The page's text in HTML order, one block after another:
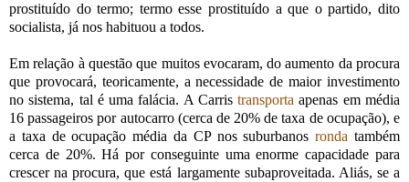
prostituído do termo; termo esse prostituído a que o partido, dito
socialista, já nos habituou a todos.
Em relação à questão que muitos evocaram, do aumento da procura
que provocará, teoricamente, a necessidade de maior investimento
no sistema, tal é uma falácia. A Carristransporta apenas em média
16 passageiros por autocarro (cerca de 20% de taxa de ocupação), e
a taxa de ocupação média da CP nos suburbanosronda também
cerca de 20%. Há por conseguinte uma enorme capacidade para
crescer na procura, que está largamente subaproveitada. Aliás, se a